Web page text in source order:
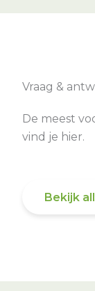
Vraag &
De meest
vind je hier.
Bekijk